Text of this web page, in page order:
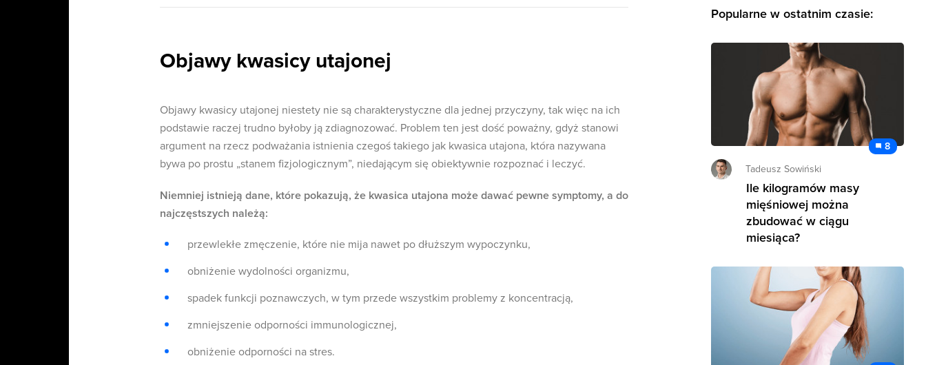
Objawy kwasicy utajonej
Objawy kwasicy utajonej niestety nie są charakterystyczne dla jednej przyczyny, tak więc na ich
podstawie raczej trudno byłoby ją zdiagnozować. Problem ten jest dość poważny, gdyż stanowi
argument na rzecz podważania istnienia czegoś takiego jak kwasica utajona, która nazywana
bywa po prostu „stanem fizjologicznym”, niedającym się obiektywnie rozpoznać i leczyć.
Niemniej istnieją dane, które pokazują, że kwasica utajona może dawać pewne symptomy, a do
najczęstszych należą:
przewlekłe zmęczenie, które nie mija nawet po dłuższym wypoczynku,
obniżenie wydolności organizmu,
spadek funkcji poznawczych, w tym przede wszystkim problemy z koncentracją,
zmniejszenie odporności immunologicznej,
obniżenie odporności na stres.
Popularne w ostatnim czasie:
8
Tadeusz Sowiński
Ile kilogramów masy
mięśniowej można
zbudować w ciągu
miesiąca?